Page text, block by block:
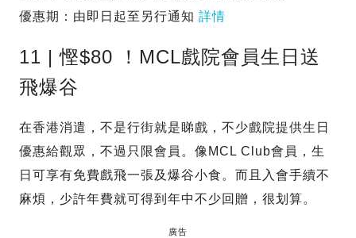
優惠期：由即日起至另行通知 詳情
11 | 慳$80 ！MCL戲院會員生日送
飛爆谷
在香港消遣，不是行街就是睇戲，不少戲院提供生日
優惠給觀眾，不過只限會員。像MCL Club會員，生
日可享有免費戲飛一張及爆谷小食。而且入會手續不
麻煩，少許年費就可得到年中不少回贈，很划算。
廣告